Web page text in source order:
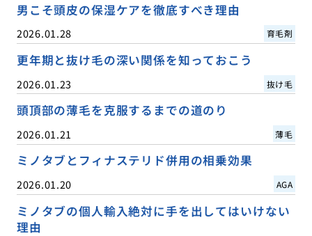
男こそ頭皮の保湿ケアを徹底すべき理由
2026.01.28 育毛剤
更年期と抜け毛の深い関係を知っておこう
2026.01.23 抜け毛
頭頂部の薄毛を克服するまでの道のり
2026.01.21 薄毛
ミノタブとフィナステリド併用の相乗効果
2026.01.20 AGA
ミノタブの個人輸入絶対に手を出してはいけない
理由